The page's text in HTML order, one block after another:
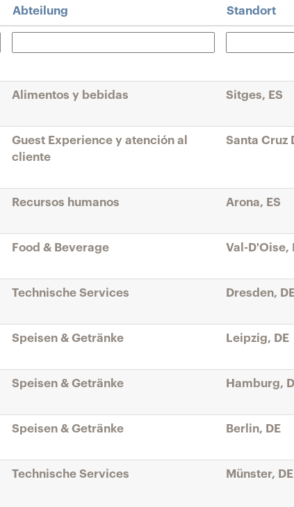
Abteilung Standort
Alimentos y bebidas Sitges, ES
Guest Experience y atención al
cliente
Santa Cruz
Recursos humanos Arona, ES
Food & Beverage Val-D'Oise,
Technische Services Dresden,
Speisen & Getränke Leipzig, DE
Speisen & Getränke Hamburg,
Speisen & Getränke Berlin, DE
Technische Services Münster, DE